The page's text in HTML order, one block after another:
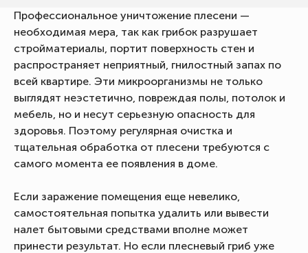
Профессиональное уничтожение плесени —
необходимая мера, так как грибок разрушает
стройматериалы, портит поверхность стен и
распространяет неприятный, гнилостный запах по
всей квартире. Эти микроорганизмы не только
выглядят неэстетично, повреждая полы, потолок и
мебель, но и несут серьезную опасность для
здоровья. Поэтому регулярная очистка и
тщательная обработка от плесени требуются с
самого момента ее появления в доме.
Если заражение помещения еще невелико,
самостоятельная попытка удалить или вывести
налет бытовыми средствами вполне может
принести результат. Но если плесневый гриб уже